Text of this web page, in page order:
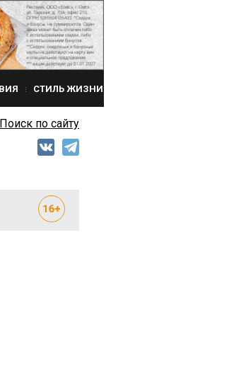
СТИЛЬ ЖИЗНИ
Поиск по сайту